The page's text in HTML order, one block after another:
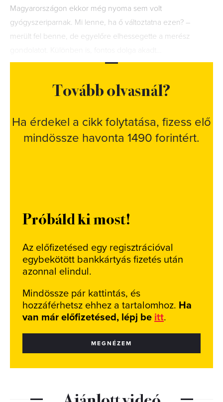
Magyarországon ekkor még nyoma sem volt
gyógyszeriparnak. Mi lenne, ha ő változtatna ezen? –
merült fel benne, de egyelőre elhessegette a merész
Tovább olvasnál?
Ha érdekel a cikk folytatása, fizess elő
mindössze havonta 1490 forintért.
Próbáld ki most!
Az előfizetésed egy regisztrációval
egybekötött bankkártyás fizetés után
azonnal elindul.
Mindössze pár kattintás, és
hozzáférhetsz ehhez a tartalomhoz. Ha
van már előfizetésed, lépj be itt.
MEGNÉZEM